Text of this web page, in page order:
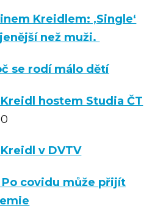
Kreidlem: ‚Single‘
než muži.
se rodí málo dětí
hostem Studia ČT
v DVTV
Po covidu může přijít